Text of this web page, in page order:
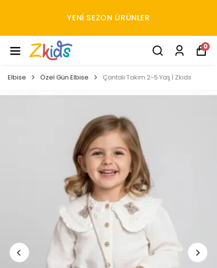
YENI SEZON ÜRÜNLER
0
Elbise Özel Gün Elbise Çantalı Takım 2-5 Yaş | Zkids